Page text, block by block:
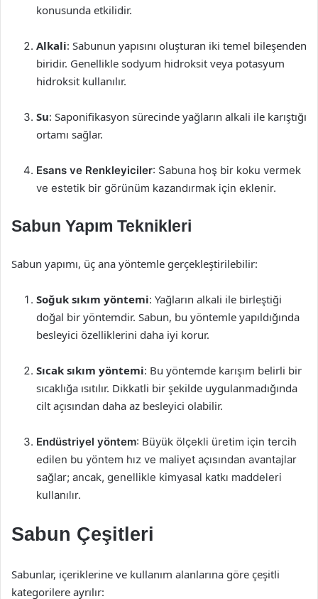
konusunda etkilidir.
Alkali: Sabunun yapısını oluşturan iki temel bileşenden
biridir. Genellikle sodyum hidroksit veya potasyum
hidroksit kullanılır.
Su: Saponifikasyon sürecinde yağların alkali ile karıştığı
ortamı sağlar.
Esans ve Renkleyiciler: Sabuna hoş bir koku vermek
ve estetik bir görünüm kazandırmak için eklenir.
Sabun Yapım Teknikleri
Sabun yapımı, üç ana yöntemle gerçekleştirilebilir:
Soğuk sıkım yöntemi: Yağların alkali ile birleştiği
doğal bir yöntemdir. Sabun, bu yöntemle yapıldığında
besleyici özelliklerini daha iyi korur.
Sıcak sıkım yöntemi: Bu yöntemde karışım belirli bir
sıcaklığa ısıtılır. Dikkatli bir şekilde uygulanmadığında
cilt açısından daha az besleyici olabilir.
Endüstriyel yöntem: Büyük ölçekli üretim için tercih
edilen bu yöntem hız ve maliyet açısından avantajlar
sağlar; ancak, genellikle kimyasal katkı maddeleri
kullanılır.
Sabun Çeşitleri
Sabunlar, içeriklerine ve kullanım alanlarına göre çeşitli
kategorilere ayrılır: